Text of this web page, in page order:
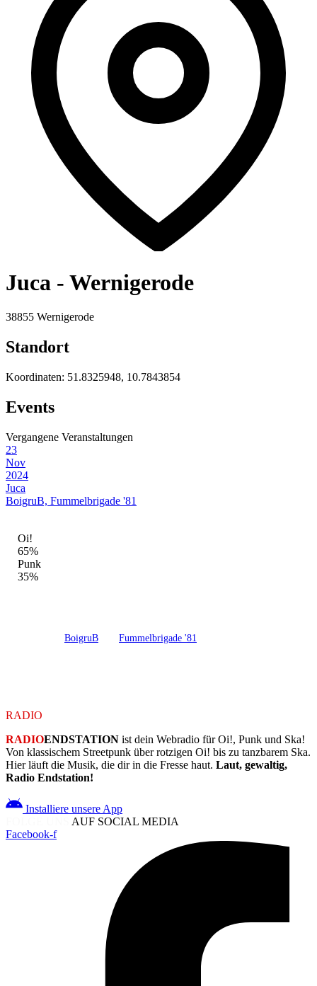
Juca - Wernigerode
38855 Wernigerode
Standort
Koordinaten: 51.8325948, 10.7843854
Events
Vergangene Veranstaltungen
23
Nov
2024
Juca
BoigruB, Fummelbrigade '81
Oi!
65%
Punk
35%
BoigruB Fummelbrigade '81
RADIO
RADIOENDSTATION ist dein Webradio für Oi!, Punk und Ska!
Von klassischem Streetpunk über rotzigen Oi! bis zu tanzbarem Ska.
Hier läuft die Musik, die dir in die Fresse haut. Laut, gewaltig,
Radio Endstation!
Installiere unsere App
AUF SOCIAL MEDIA
Facebook-f